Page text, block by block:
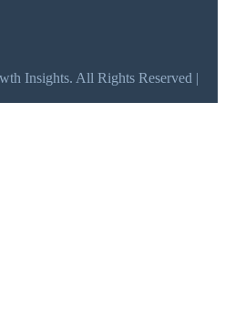
Insights. All Rights Reserved |